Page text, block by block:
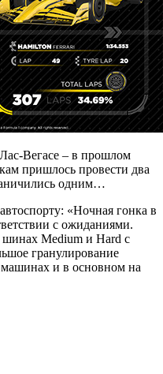
Вегасе – в прошлом
пришлось провести два
одним…
«Ночная гонка в
с ожиданиями.
Medium и Hard с
гранулирование
и в основном на